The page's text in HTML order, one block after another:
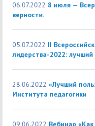
06.07.2022 8 июля —
верности.
05.07.2022 II
лидерства-2022: лучший
28.06.2022 «Лучший
Института педагогики
09.06.2022 Вебинар